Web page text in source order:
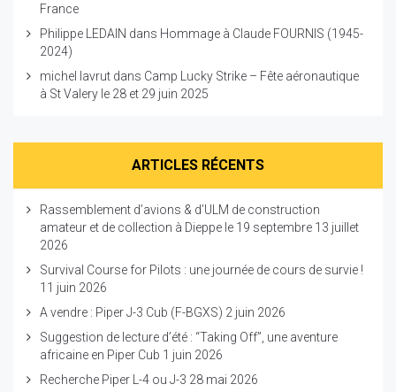
France
Philippe LEDAIN dans Hommage à Claude FOURNIS (1945-
2024)
michel lavrut dans Camp Lucky Strike – Fête aéronautique
à St Valery le 28 et 29 juin 2025
ARTICLES RÉCENTS
Rassemblement d’avions & d’ULM de construction
amateur et de collection à Dieppe le 19 septembre 13 juillet
2026
Survival Course for Pilots : une journée de cours de survie !
11 juin 2026
A vendre : Piper J-3 Cub (F-BGXS) 2 juin 2026
Suggestion de lecture d’été : “Taking Off”, une aventure
africaine en Piper Cub 1 juin 2026
Recherche Piper L-4 ou J-3 28 mai 2026